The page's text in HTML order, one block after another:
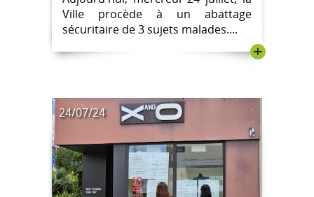
Ville procède à un abattage
sécuritaire de 3 sujets malades....
+
24/07/24